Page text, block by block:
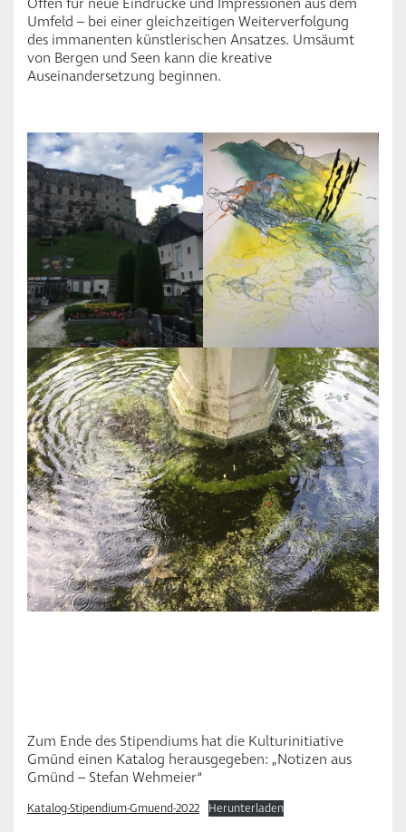
Umfeld – bei einer gleichzeitigen Weiterverfolgung
des immanenten künstlerischen Ansatzes. Umsäumt
von Bergen und Seen kann die kreative
Auseinandersetzung beginnen.
Zum Ende des Stipendiums hat die Kulturinitiative
Gmünd einen Katalog herausgegeben: „Notizen aus
Gmünd – Stefan Wehmeier“
Katalog-Stipendium-Gmuend-2022 Herunterladen